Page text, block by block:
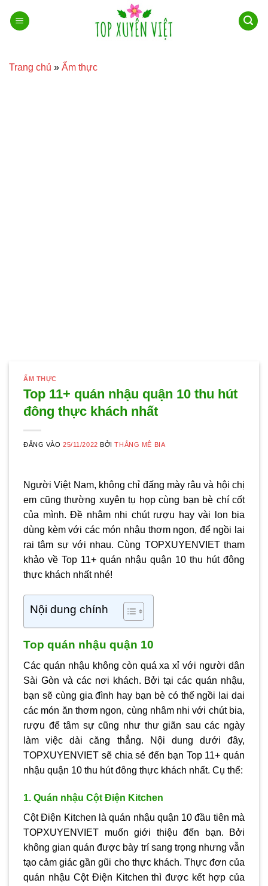
qua
Trang chủ » Ẩm thực
ẨM THỰC
Top 11+ quán nhậu quận 10 thu hút
đông thực khách nhất
ĐĂNG VÀO25/11/2022 BỞITHẮNG MÊ BIA
Người Việt Nam, không chỉ đấng mày râu và hội chị
em cũng thường xuyên tụ họp cùng bạn bè chí cốt
của mình. Đề nhâm nhi chút rượu hay vài lon bia
dùng kèm với các món nhậu thơm ngon, để ngồi lai
rai tâm sự với nhau. Cùng TOPXUYENVIET tham
khảo về Top 11+ quán nhậu quận 10 thu hút đông
thực khách nhất nhé!
Nội dung chính
Top quán nhậu quận 10
Các quán nhậu không còn quá xa xỉ với người dân
Sài Gòn và các nơi khách. Bởi tại các quán nhậu,
bạn sẽ cùng gia đình hay bạn bè có thế ngồi lai dai
các món ăn thơm ngon, cùng nhâm nhi với chút bia,
rượu để tâm sự cũng như thư giãn sau các ngày
làm việc dài căng thẳng. Nội dung dưới đây,
TOPXUYENVIET sẽ chia sẻ đến bạn Top 11+ quán
nhậu quận 10 thu hút đông thực khách nhất. Cụ thể:
1. Quán nhậu Cột Điện Kitchen
Cột Điện Kitchen là quán nhậu quận 10 đầu tiên mà
TOPXUYENVIET muốn giới thiệu đến bạn. Bởi
không gian quán được bày trí sang trọng nhưng vẫn
tạo cảm giác gần gũi cho thực khách. Thực đơn của
quán nhậu Cột Điện Kitchen thì được kết hợp của